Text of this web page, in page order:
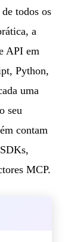
todos os
a
API em
Python,
uma
seu
contam
MCP.